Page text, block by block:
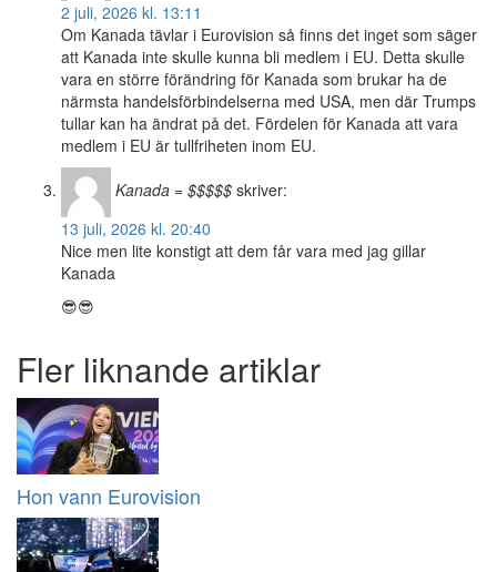
2 juli, 2026 kl. 13:11
Om Kanada tävlar i Eurovision så finns det inget som säger
att Kanada inte skulle kunna bli medlem i EU. Detta skulle
vara en större förändring för Kanada som brukar ha de
närmsta handelsförbindelserna med USA, men där Trumps
tullar kan ha ändrat på det. Fördelen för Kanada att vara
medlem i EU är tullfriheten inom EU.
Kanada = $$$$$ skriver:
13 juli, 2026 kl. 20:40
Nice men lite konstigt att dem får vara med jag gillar
Kanada
😎😎
Fler liknande artiklar
Hon vann Eurovision